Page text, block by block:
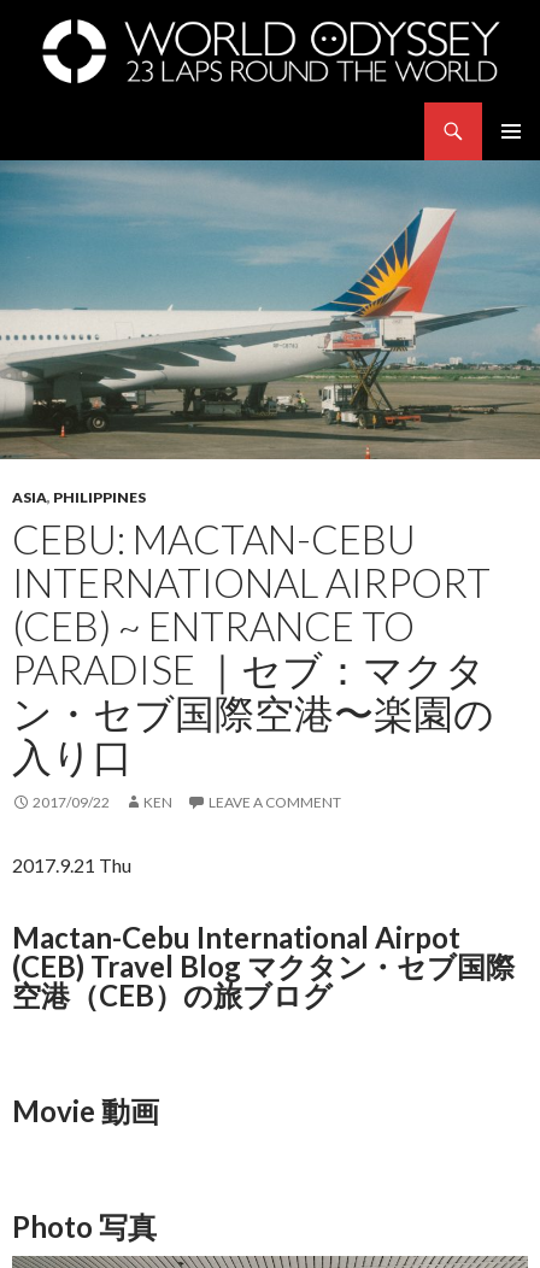
世界23周の旅｜WORLD ODYSSEY: 23 Laps Rond The World
TO
CONTENT
ASIA, PHILIPPINES
CEBU: MACTAN-CEBU
INTERNATIONAL AIRPORT
(CEB) ~ ENTRANCE TO
PARADISE ｜セブ：マクタ
ン・セブ国際空港〜楽園の
入り口
2017/09/22 KEN LEAVE A COMMENT
2017.9.21 Thu
Mactan-Cebu International Airpot
(CEB) Travel Blog マクタン・セブ国際
空港（CEB）の旅ブログ
Movie 動画
Photo 写真